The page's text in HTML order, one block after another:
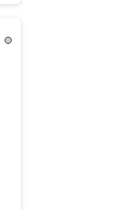
Titan Natur